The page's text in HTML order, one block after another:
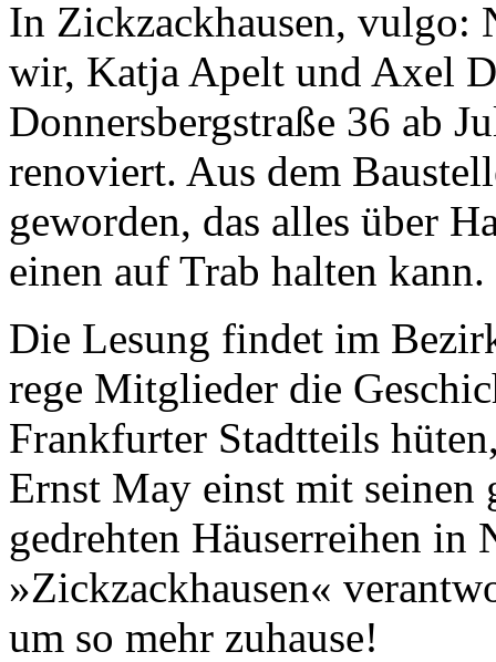
In Zickzackhausen, vulgo:
wir, Katja Apelt und Axel
Donnersbergstraße 36 ab
renoviert. Aus dem
geworden, das alles über
einen auf Trab halten kann.
Die Lesung findet im
rege Mitglieder die
Frankfurter Stadtteils
Ernst May einst mit seinen
gedrehten Häuserreihen in
»Zickzackhausen«
um so mehr zuhause!